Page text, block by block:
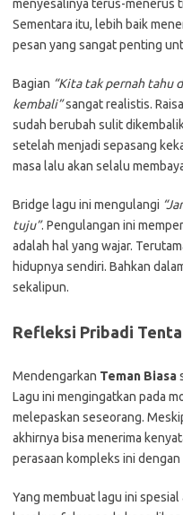
menyesalinya terus-menerus
Sementara itu, lebih baik
pesan yang sangat penting
Bagian “Kita tak pernah tahu
kembali”sangat realistis.
sudah berubah sulit
setelah menjadi sepasang
masa lalu akan selalu
Bridge lagu ini mengulangi
tuju”. Pengulangan ini
adalah hal yang wajar.
hidupnya sendiri. Bahkan
sekalipun.
Refleksi Pribadi
Mendengarkan Teman Biasa
Lagu ini mengingatkan pada
melepaskan seseorang.
akhirnya bisa menerima
perasaan kompleks ini dengan
Yang membuat lagu ini